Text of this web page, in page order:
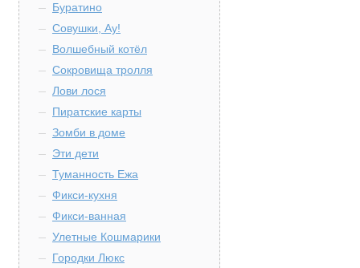
Буратино
Совушки, Ау!
Волшебный котёл
Сокровища тролля
Лови лося
Пиратские карты
Зомби в доме
Эти дети
Туманность Ежа
Фикси-кухня
Фикси-ванная
Улетные Кошмарики
Городки Люкс